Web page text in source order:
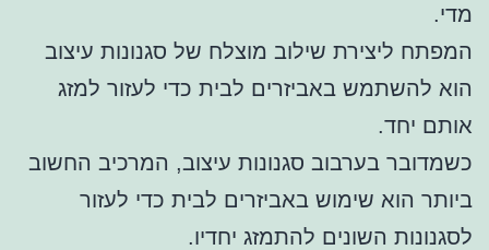
מדי.
המפתח ליצירת שילוב מוצלח של סגנונות עיצוב
הוא להשתמש באביזרים לבית כדי לעזור למזג
אותם יחד.
כשמדובר בערבוב סגנונות עיצוב, המרכיב החשוב
ביותר הוא שימוש באביזרים לבית כדי לעזור
לסגנונות השונים להתמזג יחדיו.